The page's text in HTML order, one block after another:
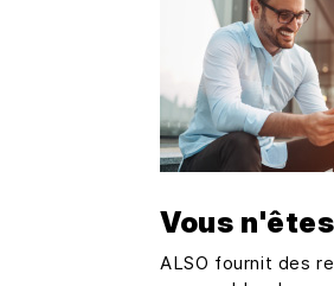
Vous
ALSO fournit des